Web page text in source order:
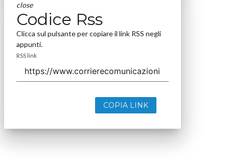
close
Codice Rss
Clicca sul pulsante per copiare il link RSS negli
appunti.
RSS link
COPIA LINK